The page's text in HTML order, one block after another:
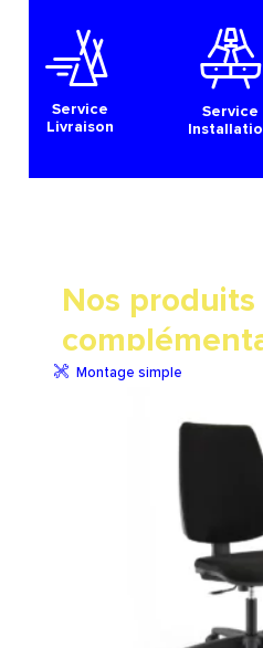
Service
Livraison
Service
Nos produits
Montage simple